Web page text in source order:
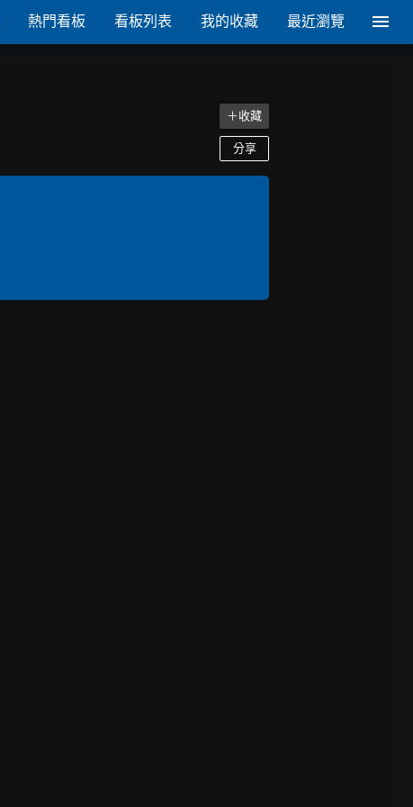
熱門看板 看板列表 我的收藏 最近瀏覽
＋收藏
分享